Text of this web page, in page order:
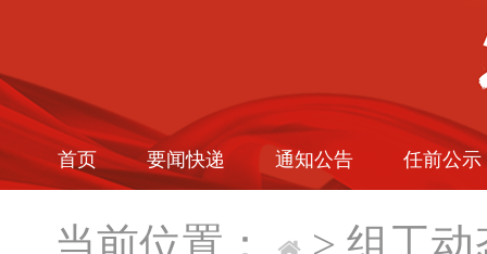
首页 要闻快递 通知公告 任前公示
当前位置： > 组工动